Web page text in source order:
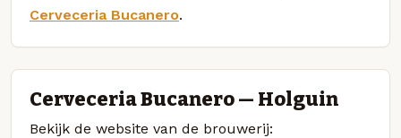
Cerveceria Bucanero.
Cerveceria Bucanero — Holguin
Bekijk de website van de brouwerij: